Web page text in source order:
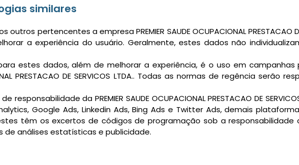
similares
pertencentes a empresa PREMIER SAUDE OCUPACIONAL PRESTACAO
a experiência do usuário. Geralmente, estes dados não
estes dados, além de melhorar a experiência, é o uso em campanhas
PRESTACAO DE SERVICOS LTDA.. Todas as normas de regência
responsabilidade da PREMIER SAUDE OCUPACIONAL PRESTACAO DE
Google Ads, Linkedin Ads, Bing Ads e Twitter Ads, demais
têm os excertos de códigos de programação sob a
de análises estatísticas e publicidade.